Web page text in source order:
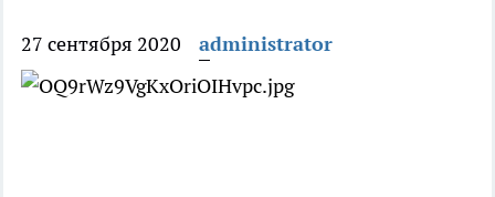
27 сентября 2020 administrator